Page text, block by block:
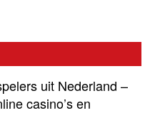
uit Nederland –
casino’s en